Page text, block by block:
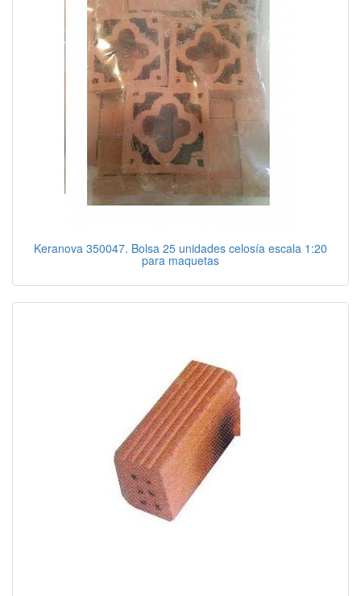
Keranova 350047. Bolsa 25 unidades celosía escala 1:20
para maquetas